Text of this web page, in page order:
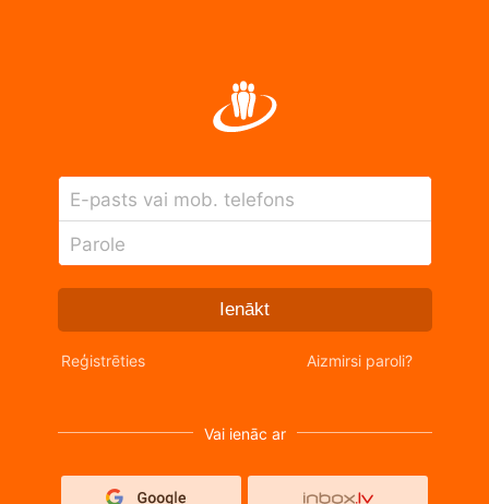
E-pasts vai mob. telefons
Parole
Ienākt
Reģistrēties Aizmirsi paroli?
Vai ienāc ar